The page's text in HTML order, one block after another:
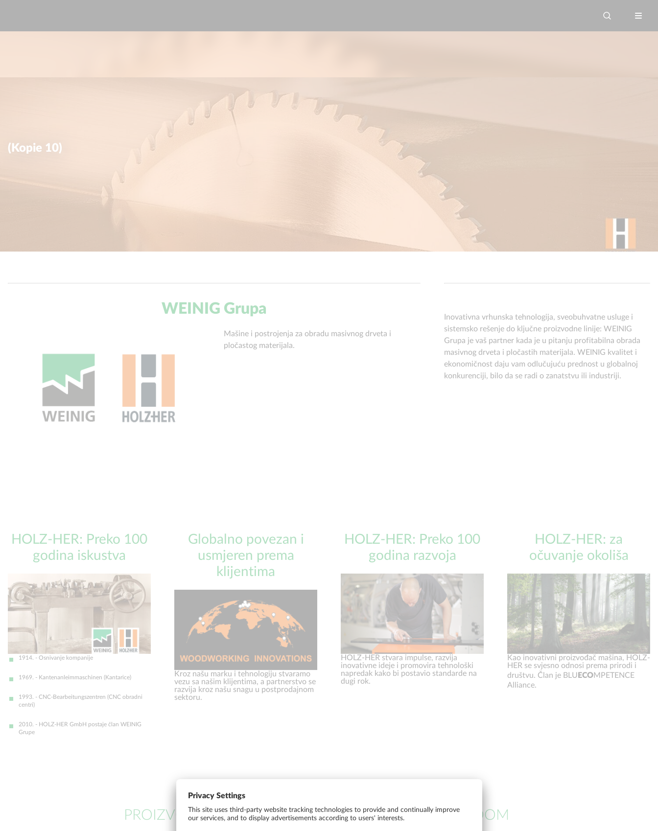
(Kopie 10)
WEINIG Grupa
Mašine i postrojenja za obradu masivnog drveta i
pločastog materijala.
Inovativna vrhunska tehnologija, sveobuhvatne usluge i
sistemsko rešenje do ključne proizvodne linije: WEINIG
Grupa je vaš partner kada je u pitanju profitabilna obrada
masivnog drveta i pločastih materijala. WEINIG kvalitet i
ekonomičnost daju vam odlučujuću prednost u globalnoj
konkurenciji, bilo da se radi o zanatstvu ili industriji.
HOLZ-HER: Preko 100
godina iskustva
1914. - Osnivanje kompanije
1969. - Kantenanleimmaschinen (Kantarice)
1993. - CNC-Bearbeitungszentren (CNC obradni
centri)
2010. - HOLZ-HER GmbH postaje član WEINIG
Grupe
Globalno povezan i
usmjeren prema
klijentima
Kroz našu marku i tehnologiju stvaramo
vezu sa našim klijentima, a partnerstvo se
razvija kroz našu snagu u postprodajnom
sektoru.
HOLZ-HER: Preko 100
godina razvoja
HOLZ-HER stvara impulse, razvija
inovativne ideje i promovira tehnološki
napredak kako bi postavio standarde na
dugi rok.
HOLZ-HER: za
očuvanje okoliša
Kao inovativni proizvođač mašina, HOLZ-
HER se svjesno odnosi prema prirodi i
društvu. Član je BLU ECOMPETENCE
Alliance.
PROIZVODNJA HOLZ-HER HOLZ-HER SHOWROOM